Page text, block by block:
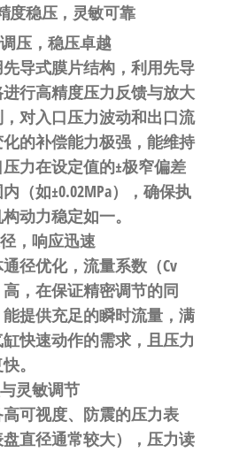
度稳压，灵敏可靠
压，稳压卓越
先导式膜片结构，利用先导
行高精度压力反馈与放大
对入口压力波动和出口流
的补偿能力极强，能维持
力在设定值的±极窄偏差
（如±0.02MPa），确保执
动力稳定如一。
，响应迅速
径优化，流量系数（Cv
，在保证精密调节的同
提供充足的瞬时流量，满
快速动作的需求，且压力
。
灵敏调节
高可视度、防震的压力表
盘直径通常较大）
，压力读